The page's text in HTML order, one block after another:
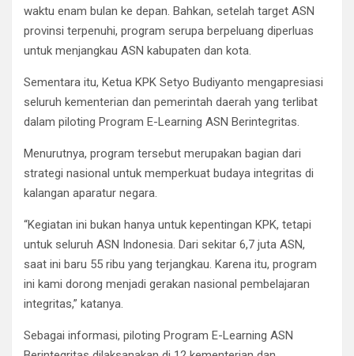
waktu enam bulan ke depan. Bahkan, setelah target ASN
provinsi terpenuhi, program serupa berpeluang diperluas
untuk menjangkau ASN kabupaten dan kota.
Sementara itu, Ketua KPK Setyo Budiyanto mengapresiasi
seluruh kementerian dan pemerintah daerah yang terlibat
dalam piloting Program E-Learning ASN Berintegritas.
Menurutnya, program tersebut merupakan bagian dari
strategi nasional untuk memperkuat budaya integritas di
kalangan aparatur negara.
“Kegiatan ini bukan hanya untuk kepentingan KPK, tetapi
untuk seluruh ASN Indonesia. Dari sekitar 6,7 juta ASN,
saat ini baru 55 ribu yang terjangkau. Karena itu, program
ini kami dorong menjadi gerakan nasional pembelajaran
integritas,” katanya.
Sebagai informasi, piloting Program E-Learning ASN